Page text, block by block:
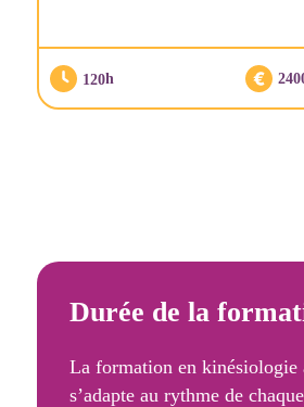
120
Durée de la
La formation en kinésiologie
s’adapte au rythme de